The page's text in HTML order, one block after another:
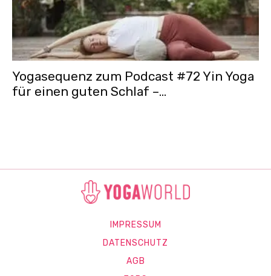
Yogasequenz zum Podcast #72 Yin Yoga
für einen guten Schlaf –...
IMPRESSUM
DATENSCHUTZ
AGB